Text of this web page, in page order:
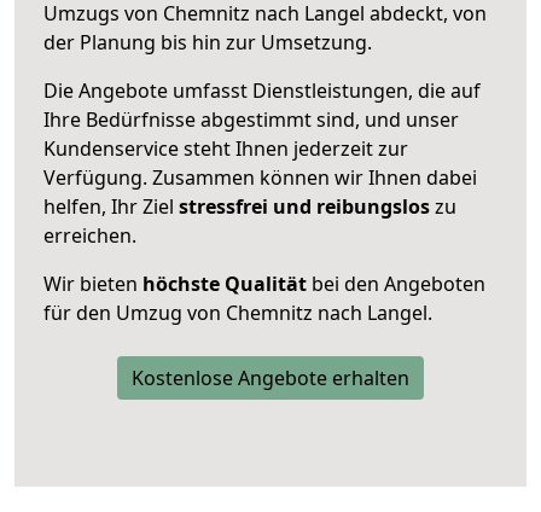
Umzugs von Chemnitz nach Langel abdeckt, von
der Planung bis hin zur Umsetzung.
Die Angebote umfasst Dienstleistungen, die auf
Ihre Bedürfnisse abgestimmt sind, und unser
Kundenservice steht Ihnen jederzeit zur
Verfügung. Zusammen können wir Ihnen dabei
helfen, Ihr Ziel stressfrei und reibungsloszu
erreichen.
Wir bieten höchste Qualität bei den Angeboten
für den Umzug von Chemnitz nach Langel.
Kostenlose Angebote erhalten